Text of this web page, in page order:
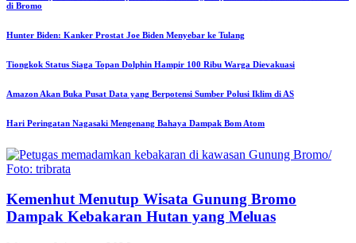
di Bromo
Hunter Biden: Kanker Prostat Joe Biden Menyebar ke Tulang
Tiongkok Status Siaga Topan Dolphin Hampir 100 Ribu Warga Dievakuasi
Amazon Akan Buka Pusat Data yang Berpotensi Sumber Polusi Iklim di AS
Hari Peringatan Nagasaki Mengenang Bahaya Dampak Bom Atom
Kemenhut Menutup Wisata Gunung Bromo
Dampak Kebakaran Hutan yang Meluas